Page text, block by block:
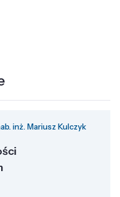
inż. Mariusz Kulczyk